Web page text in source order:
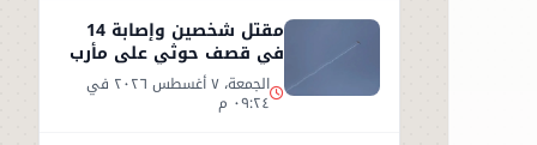
مقتل شخصين وإصابة 14
في قصف حوثي على مأرب
الجمعة، ٧ أغسطس ٢٠٢٦ في
٠٩:٢٤ م